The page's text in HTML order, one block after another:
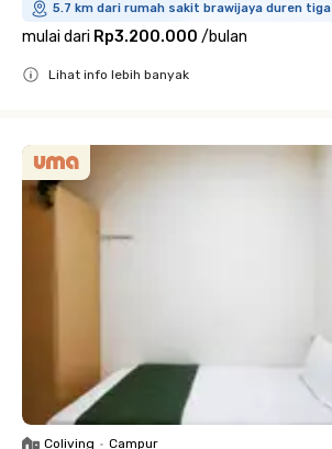
5.7 km dari rumah sakit brawijaya duren tiga
mulai dari Rp3.200.000 /bulan
Lihat info lebih banyak
Coliving • Campur